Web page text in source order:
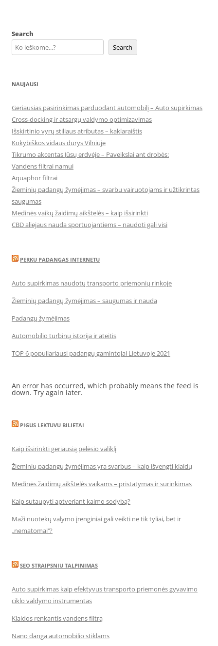
Search
Search
NAUJAUSI
Geriausias pasirinkimas parduodant automobilį – Auto supirkimas
Cross-docking ir atsargų valdymo optimizavimas
Išskirtinio vyrų stiliaus atributas – kaklaraištis
Kokybiškos vidaus durys Vilniuje
Tikrumo akcentas Jūsų erdvėje – Paveikslai ant drobės:
Vandens filtrai namui
Aquaphor filtrai
Žieminių padangų žymėjimas – svarbu vairuotojams ir užtikrintas
saugumas
Medinės vaikų žaidimų aikštelės – kaip išsirinkti
CBD aliejaus nauda sportuojantiems – naudoti gali visi
PERKU PADANGAS INTERNETU
Auto supirkimas naudotų transporto priemonių rinkoje
Žieminių padangų žymėjimas – saugumas ir nauda
Padangų žymėjimas
Automobilio turbinų istorija ir ateitis
TOP 6 populiariausi padangų gamintojai Lietuvoje 2021
An error has occurred, which probably means the feed is
down. Try again later.
PIGUS LEKTUVU BILIETAI
Kaip išsirinkti geriausią pelėsio valiklį
Žieminių padangų žymėjimas yra svarbus – kaip išvengti klaidų
Medinės žaidimų aikštelės vaikams – pristatymas ir surinkimas
Kaip sutaupyti aptveriant kaimo sodybą?
Maži nuotekų valymo įrenginiai gali veikti ne tik tyliai, bet ir
„nematomai‘‘?
SEO STRAIPSNIU TALPINIMAS
Auto supirkimas kaip efektyvus transporto priemonės gyvavimo
ciklo valdymo instrumentas
Klaidos renkantis vandens filtrą
Nano danga automobilio stiklams